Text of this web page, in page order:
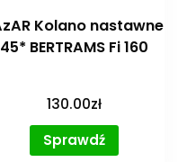
Kolano nastawne
45* BERTRAMS Fi 160
130.00zł
Sprawdź